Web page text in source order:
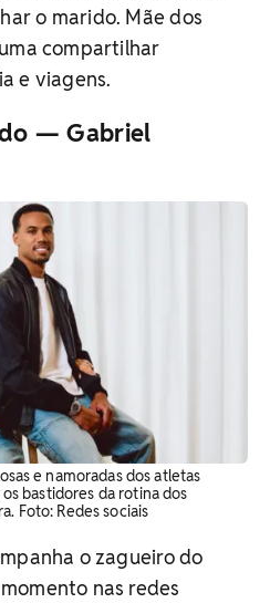
o marido. Mãe dos
compartilhar
e viagens.
— Gabriel
e namoradas dos atletas
bastidores da rotina dos
Foto: Redes sociais
o zagueiro do
nas redes